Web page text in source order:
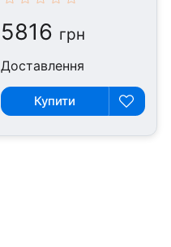
5816 грн
Доставлення
Купити